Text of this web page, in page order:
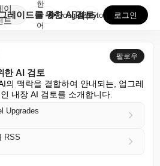
이
트
레이드를 위한 AI 검토
한
국
어
GooglePlay
AppStore 로그인
팔로우
한 AI 검토
의 맥락을 결합하여 안내되는, 업그레
내장 AI 검토를 소개합니다.
Upgrades
RSS